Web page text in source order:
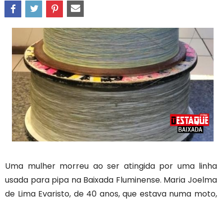
Uma mulher morreu ao ser atingida por uma linha
usada para pipa na Baixada Fluminense. Maria Joelma
de Lima Evaristo, de 40 anos, que estava numa moto,